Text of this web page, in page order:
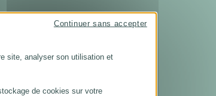
site, analyser son utilisation et
de cookies sur votre
Continuer sans accepter